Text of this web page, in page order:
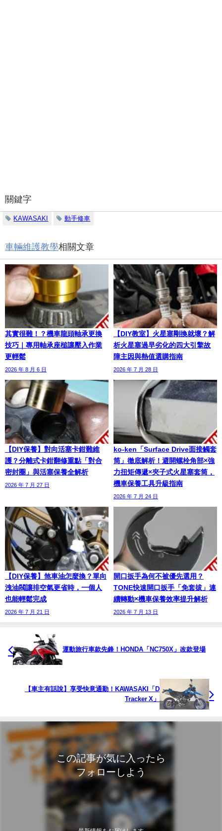
關鍵字
KAWASAKI 動手修車
車輛維護教學相關文章
其實很難！？機車龍頭軸承更換
技巧｜專用軸承座槌讓壓入作業
更輕鬆
2026 年 8 月 6 日
【DIY教室】火星塞剛換就壞？解
析火星塞過早劣化的四大引擎故
障主因與熱值選購指南
2026 年 7 月 28 日
【DIY保養】對向活塞卡鉗難維
護？分離式卡鉗翻修重點「對合
密封圈」與活塞保養全解析
2026 年 7 月 27 日
ko-ken「Surface Drive面接觸套
筒」徹底解析！避開螺栓角部×強
力扭矩傳遞×夾子式火星塞套筒，
機車保養工具升級指南
2026 年 7 月 24 日
【DIY保養】煞車油怎麼換？單向
洩油閥讓排空氣更省時，一個人
也能輕鬆完成
2026 年 7 月 21 日
開口扳手為何不被優先選用？
TONE快速開口扳手「免套拔」連
續轉動×機車保養效率提升解析
2026 年 7 月 13 日
運動旅行車款先鋒！HONDA「NC750X」改款登場
【車主有話說】享受快意通勤！KAWASAKI「D
Tracker X」
この記事が気に入ったら
フォローしよう